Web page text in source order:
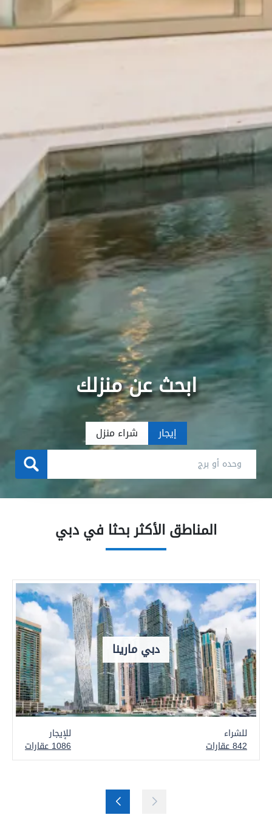
ابحث عن منزلك
إيجار شراء منزل
المناطق الأكثر بحثا في دبي
دبي مارينا
للشراء
842 عقارات
للإيجار
1086 عقارات